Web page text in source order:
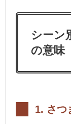
シーン
の意味
1. さつ